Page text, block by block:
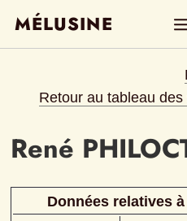
MÉLUSINE
Retour au tableau
René
Données relatives à